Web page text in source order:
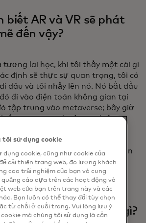
biết AR và VR sẽ phát
đến vậy?
tương lai học, khi tôi thấy một cái gì
định sẽ thực sự quan trọng, tôi có
đâu và tôi nhảy lên nó. Nó bắt đầu
đi vào điện toán không gian tại
tập trung vào metaverse; bây giờ
trong ngành công nghiệp
việc trong lĩnh vực điện toán
lai của thiết bị đeo AI. Thiết bị
sắp tới của điện toán không gian
2024.
tương lai” có nghĩa là gì?
tôi sử dụng cookie
dụng cookie, cũng như cookie của
cải thiện trang web, đo lượng khách
cao trải nghiệm của bạn và cung
quảng cáo dựa trên các hoạt động và
web của bạn trên trang này và các
Bạn luôn có thể thay đổi tùy chọn
từ chối ở cuối trang. Vui lòng lưu ý
mà chúng tôi sử dụng là cần